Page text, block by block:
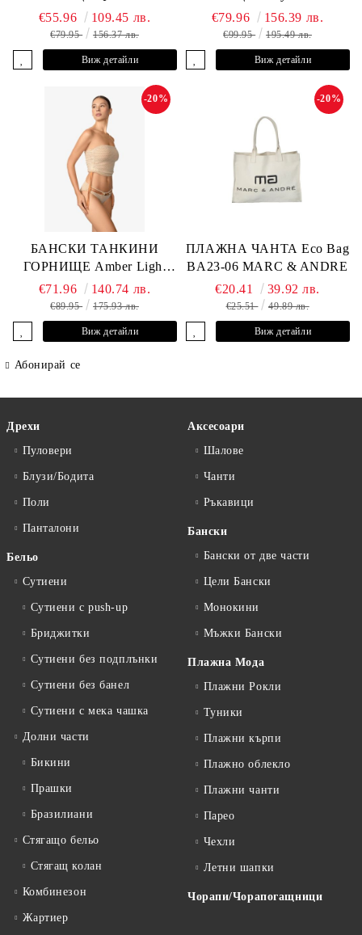
L2607-Y-352 MARC &
ANDRE
€55.96 109.45 лв.
€79.95 156.37 лв.
Виж детайли
YP-682 MARC & ANDRE
€79.96 156.39 лв.
€99.95 195.49 лв.
Виж детайли
БАНСКИ ТАНКИНИ
ГОРНИЩЕ Amber Light
L2605-Y-803 MARC &
ANDRE
-20%
€71.96 140.74 лв.
€89.95 175.93 лв.
Виж детайли
ПЛАЖНА ЧАНТА Eco Bag
BA23-06 MARC & ANDRE
-20%
€20.41 39.92 лв.
€25.51 49.89 лв.
Виж детайли
Абонирай се
Дрехи
Пуловери
Блузи/Бодита
Поли
Панталони
Бельо
Сутиени
Сутиени с push-up
Бриджитки
Сутиени без подплънки
Сутиени без банел
Сутиени с мека чашка
Долни части
Бикини
Прашки
Бразилиани
Стягащо бельо
Стягащ колан
Комбинезон
Жартиер
Аксесоари
Шалове
Чанти
Ръкавици
Бански
Бански от две части
Цели Бански
Монокини
Мъжки Бански
Плажна Мода
Плажни Рокли
Туники
Плажни кърпи
Плажно облекло
Плажни чанти
Парео
Чехли
Летни шапки
Чорапи/Чорапогащници